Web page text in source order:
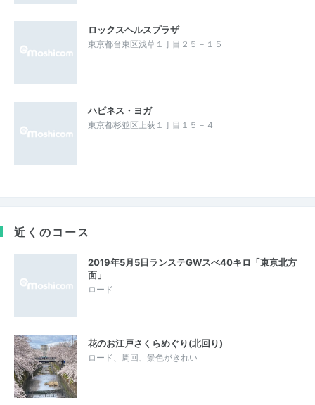
ロックスヘルスプラザ
東京都台東区浅草１丁目２５－１５
ハピネス・ヨガ
東京都杉並区上荻１丁目１５－４
近くのコース
2019年5月5日ランステGWスぺ40キロ「東京北方
面」
ロード
花のお江戸さくらめぐり(北回り)
ロード、周回、景色がきれい